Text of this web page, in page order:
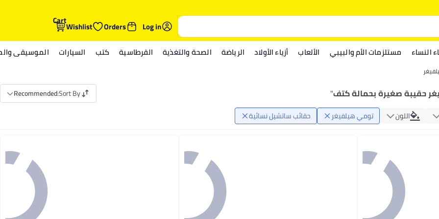
Log in
Orders
Wishlist
Cart
النساء مستلزمات الأم والبيبي الألعاب أزياء الأولاد الرياضة الصحة والتغذية القرطاسية كتب السيارات الموسيقى
حقيبة صغيرة بحمالة كتف"
Sort By
:
Recommended
اللون تومي هيلفيغر حقائب ساتشيل نسائية